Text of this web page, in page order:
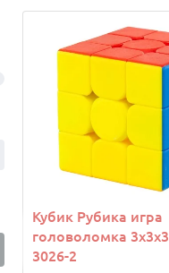
Кубик Рубика игра
головоломка
3026-2